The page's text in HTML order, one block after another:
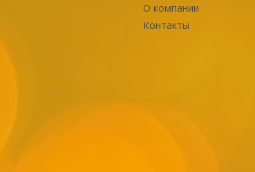
О компании
Контакты